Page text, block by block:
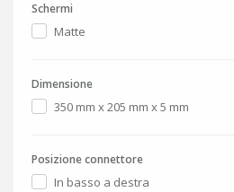
Schermi
Matte
Dimensione
350 mm x 205 mm x 5 mm
Posizione connettore
In basso a destra